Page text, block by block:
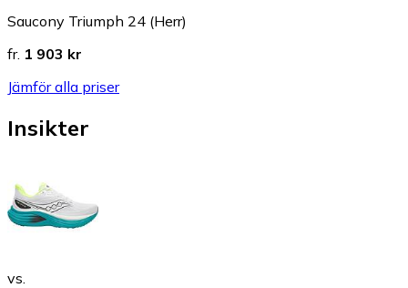
Saucony Triumph 24 (Herr)
fr. 1 903 kr
Jämför alla priser
Insikter
vs.